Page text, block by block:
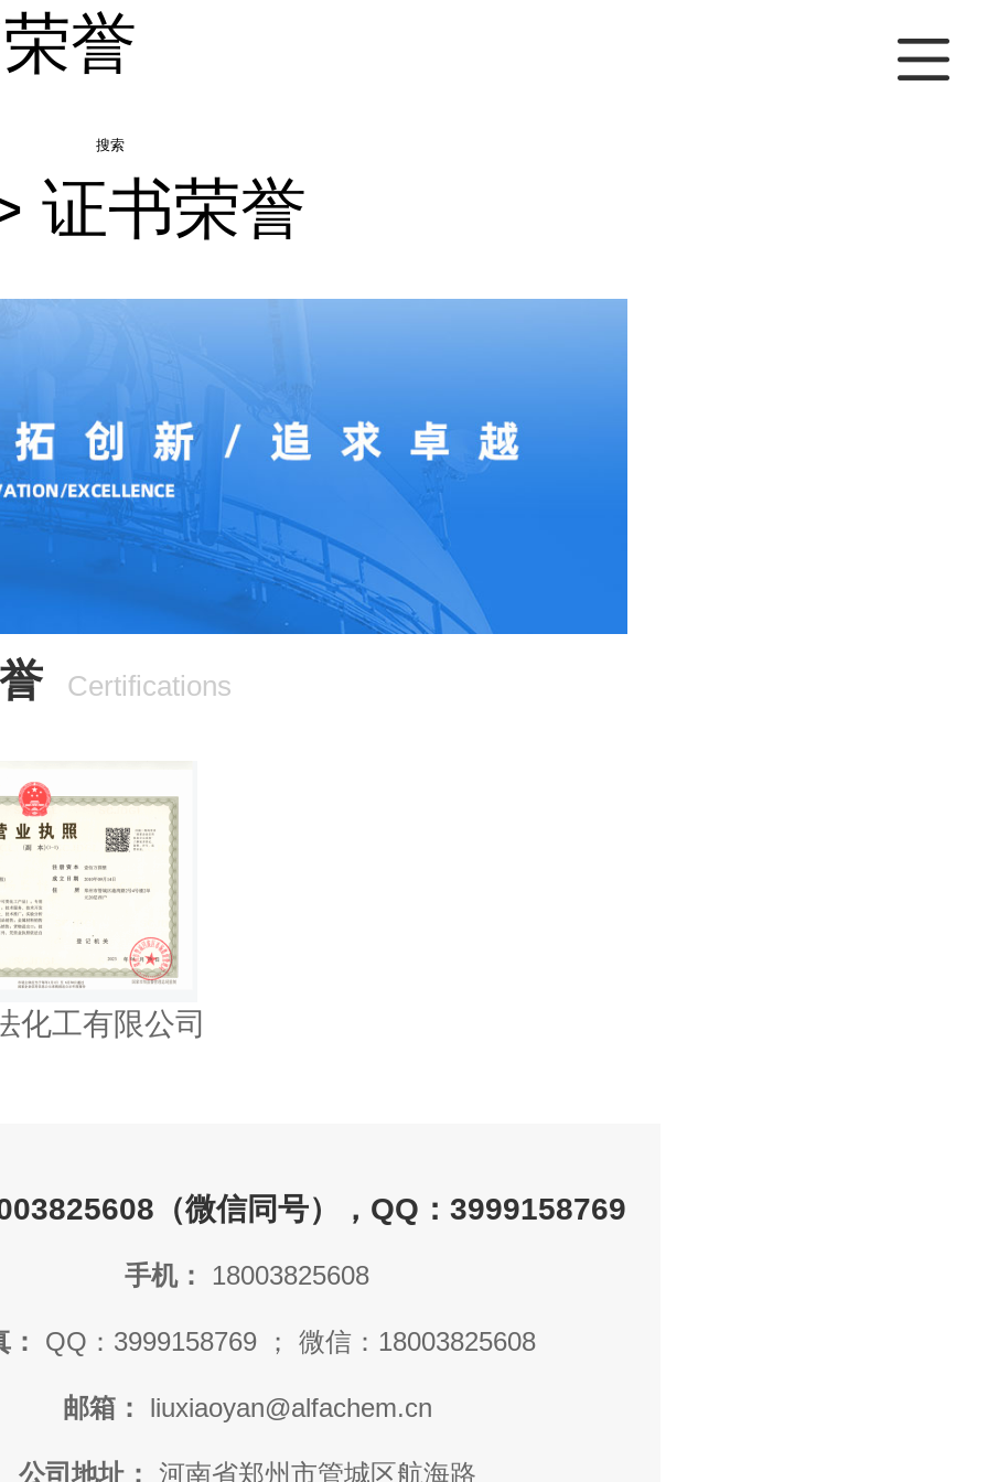
誉
搜索
证书荣誉
Certifications
化工有限公司
（微信同号），QQ：3999158769
手机： 18003825608
QQ：3999158769 ； 微信：18003825608
邮箱： liuxiaoyan@alfachem.cn
公司地址： 河南省郑州市管城区航海路